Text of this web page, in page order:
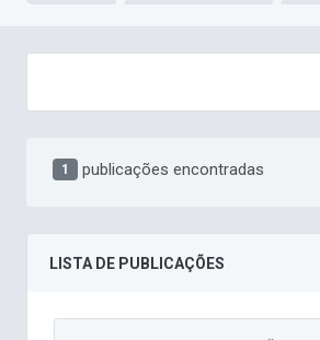
1 publicações encontradas
LISTA DE PUBLICAÇÕES